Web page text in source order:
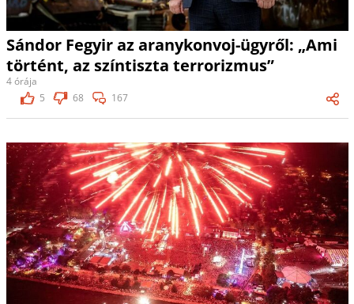
Sándor Fegyir az aranykonvoj-ügyről: „Ami
történt, az színtiszta terrorizmus”
4 órája
5
68 167